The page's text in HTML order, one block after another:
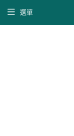
選單